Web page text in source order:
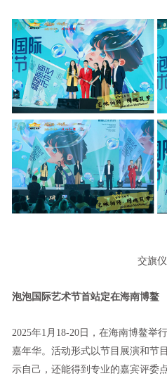
交旗
泡泡国际艺术节首站定在海南博鳌
2025年1月18-20日，在海南博鳌举
嘉年华。活动形式以节目展演和节
示自己，还能得到专业的嘉宾评委